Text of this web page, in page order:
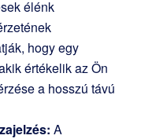
élénk
hogy egy
értékelik az Ön
a hosszú távú
A